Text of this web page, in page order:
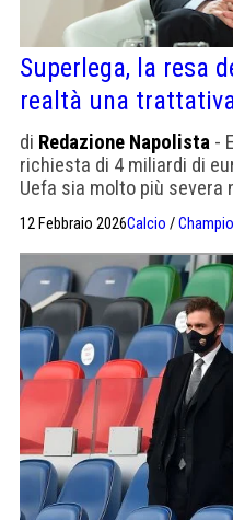
Superlega, la resa
realtà una
di Redazione Napolista -
richiesta di 4 miliardi di
Uefa sia molto più severa
piattaforma di streaming
12 Febbraio 2026Calcio /